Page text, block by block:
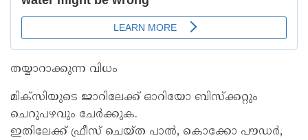
തയ്യാറാക്കുന്ന വിധം
​മിക്സിയുടെ ജാറിലേക്ക് ഓറിയോ ബിസ്ക്കറ്റും
ചെറുപഴവും ചേർക്കുക.
​ഇതിലേക്ക് ഫ്രീസ് ചെയ്ത പാൽ, കൊക്കോ പൗഡർ,